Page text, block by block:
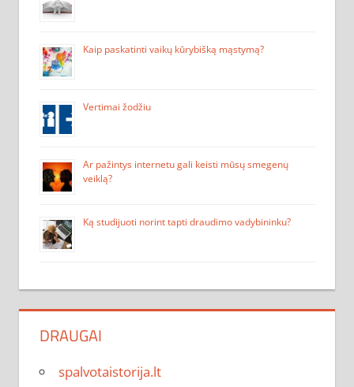
Kaip paskatinti vaikų kūrybišką mąstymą?
Vertimai žodžiu
Ar pažintys internetu gali keisti mūsų smegenų
veiklą?
Ką studijuoti norint tapti draudimo vadybininku?
DRAUGAI
spalvotaistorija.lt